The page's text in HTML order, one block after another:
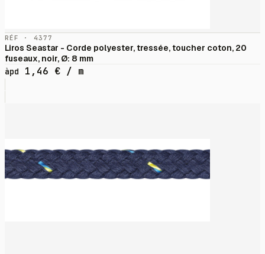
RÉF · 4377
Liros Seastar - Corde polyester, tressée, toucher coton, 20
fuseaux, noir, Ø: 8 mm
àpd
1,46 € / m